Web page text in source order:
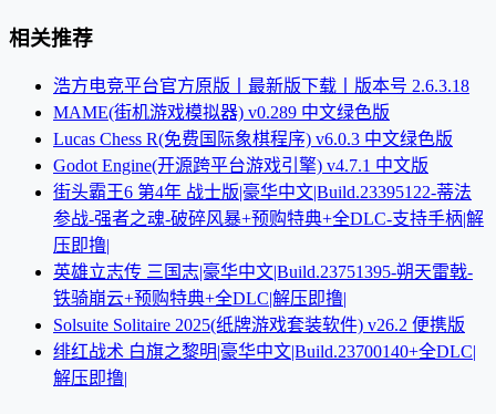
相关推荐
浩方电竞平台官方原版丨最新版下载丨版本号 2.6.3.18
MAME(街机游戏模拟器) v0.289 中文绿色版
Lucas Chess R(免费国际象棋程序) v6.0.3 中文绿色版
Godot Engine(开源跨平台游戏引擎) v4.7.1 中文版
街头霸王6 第4年 战士版|豪华中文|Build.23395122-蒂法
参战-强者之魂-破碎风暴+预购特典+全DLC-支持手柄|解
压即撸|
英雄立志传 三国志|豪华中文|Build.23751395-朔天雷戟-
铁骑崩云+预购特典+全DLC|解压即撸|
Solsuite Solitaire 2025(纸牌游戏套装软件) v26.2 便携版
绯红战术 白旗之黎明|豪华中文|Build.23700140+全DLC|
解压即撸|